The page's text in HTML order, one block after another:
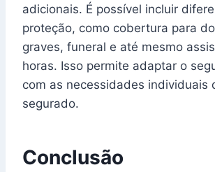
adicionais. É possível incluir
proteção, como cobertura para
graves, funeral e até mesmo
horas. Isso permite adaptar o
com as necessidades individuais
segurado.
Conclusão